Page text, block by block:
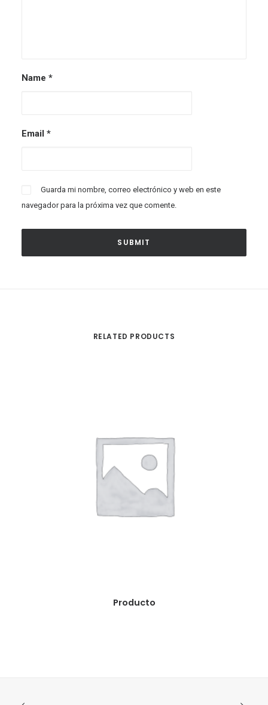
Name *
Email *
Guarda mi nombre, correo electrónico y web en este
navegador para la próxima vez que comente.
RELATED PRODUCTS
READ MORE
Producto